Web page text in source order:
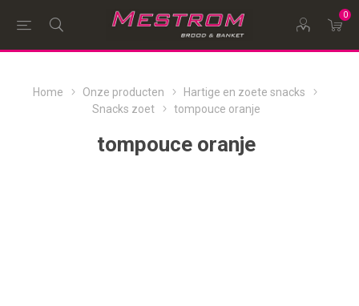
0
Home Onze producten
Hartige en zoete snacks
Snacks zoet
tompouce oranje
tompouce oranje